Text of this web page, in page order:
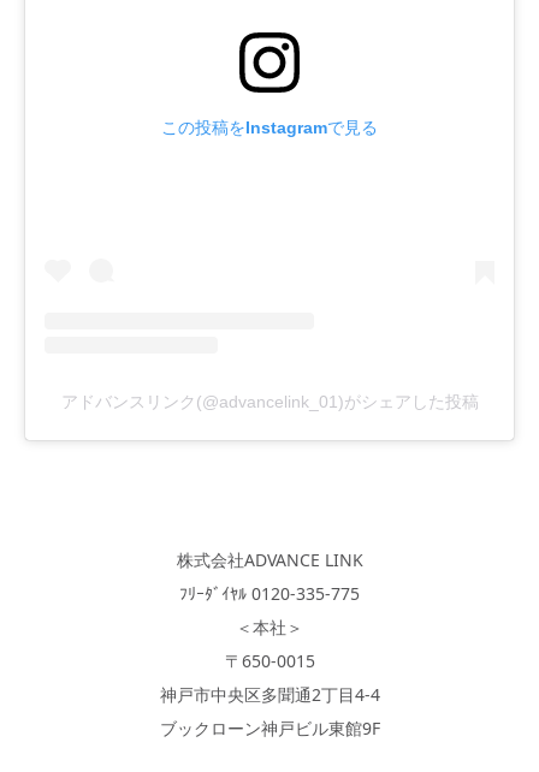
この投稿をInstagramで見る
アドバンスリンク(@advancelink_01)がシェアした投稿
株式会社ADVANCE LINK
ﾌﾘｰﾀﾞｲﾔﾙ 0120-335-775
＜本社＞
〒650-0015
神戸市中央区多聞通2丁目4-4
ブックローン神戸ビル東館9F